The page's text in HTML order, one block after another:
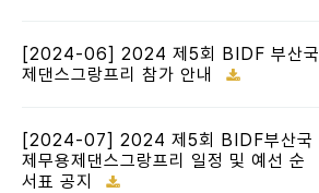
[2024-06] 2024 제5회 BIDF 부산국
제댄스그랑프리 참가 안내
[2024-07] 2024 제5회 BIDF부산국
제무용제댄스그랑프리 일정 및 예선 순
서표 공지